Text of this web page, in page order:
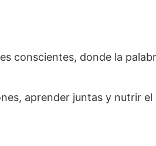
conscientes, donde la
aprender juntas y nutrir el